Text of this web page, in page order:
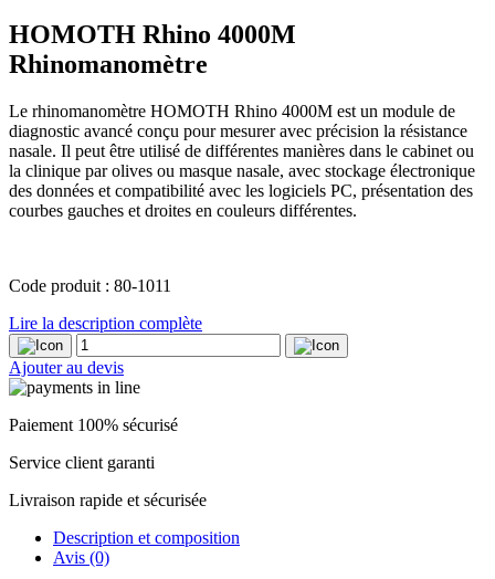
HOMOTH Rhino 4000M
Rhinomanomètre
Le rhinomanomètre HOMOTH Rhino 4000M est un module de
diagnostic avancé conçu pour mesurer avec précision la résistance
nasale. Il peut être utilisé de différentes manières dans le cabinet ou
la clinique par olives ou masque nasale, avec stockage électronique
des données et compatibilité avec les logiciels PC, présentation des
courbes gauches et droites en couleurs différentes.
Code produit : 80-1011
Lire la description complète
quantité
de
HOMOTH
Rhino
4000M
Ajouter au devis
Paiement 100% sécurisé
Service client garanti
Livraison rapide et sécurisée
Description et composition
Avis (0)